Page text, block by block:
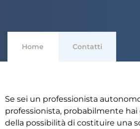
Home Contatti
Se sei un professionista
professionista, probabilmente
della possibilità di costituire una